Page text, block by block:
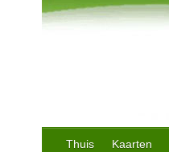
Thuis Kaarten